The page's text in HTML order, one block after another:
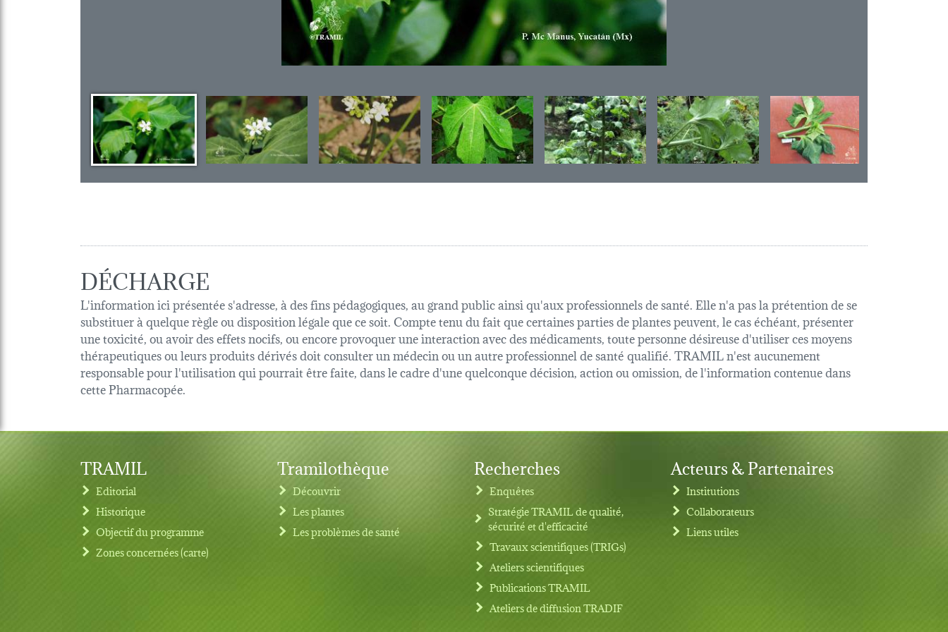
DÉCHARGE
L'information ici présentée s'adresse, à des fins pédagogiques, au grand public ainsi qu'aux professionnels de santé. Elle n'a pas la prétention de se
substituer à quelque règle ou disposition légale que ce soit. Compte tenu du fait que certaines parties de plantes peuvent, le cas échéant, présenter
une toxicité, ou avoir des effets nocifs, ou encore provoquer une interaction avec des médicaments, toute personne désireuse d'utiliser ces moyens
thérapeutiques ou leurs produits dérivés doit consulter un médecin ou un autre professionnel de santé qualifié. TRAMIL n'est aucunement
responsable pour l'utilisation qui pourrait être faite, dans le cadre d'une quelconque décision, action ou omission, de l'information contenue dans
cette Pharmacopée.
Footer menu
TRAMIL
Editorial
Historique
Objectif du programme
Zones concernées (carte)
Tramilothèque
Découvrir
Les plantes
Les problèmes de santé
Recherches
Enquêtes
Stratégie TRAMIL de qualité,
sécurité et d'efficacité
Travaux scientifiques (TRIGs)
Ateliers scientifiques
Publications TRAMIL
Ateliers de diffusion TRADIF
Acteurs & Partenaires
Institutions
Collaborateurs
Liens utiles